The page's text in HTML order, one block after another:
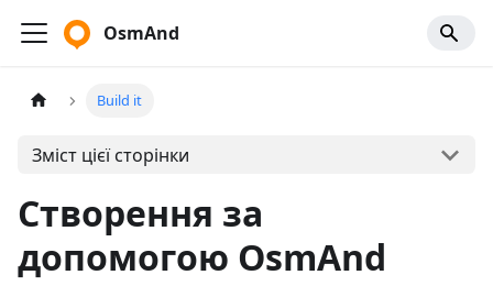
OsmAnd
Build it
Зміст цієї сторінки
Створення за
допомогою OsmAnd